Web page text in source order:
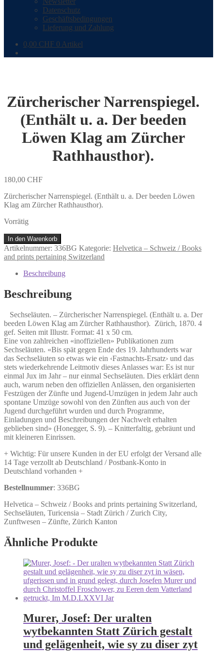
Datenschutz
Geschäftsbedingungen
Lieferung und Zahlung
0,00 CHF 0 Artikel
Zürcherischer Narrenspiegel.
(Enthält u. a. Der beeden
Löwen Klag am Zürcher
Rathhausthor).
180,00 CHF
Zürcherischer Narrenspiegel. (Enthält u. a. Der beeden Löwen
Klag am Zürcher Rathhausthor).
Vorrätig
Zürcherischer
Narrenspiegel.
(Enthält
beeden
Löwen
am
Zürcher
Rathhausthor).
Menge
In den Warenkorb
Artikelnummer: 336BG Kategorie: Helvetica – Schweiz / Books
and prints pertaining Switzerland
Beschreibung
Beschreibung
Sechseläuten. – Zürcherischer Narrenspiegel. (Enthält u. a. Der
beeden Löwen Klag am Zürcher Rathhausthor). Zürich, 1870. 4
gef. Seiten mit Illustr. Format: 41 x 50 cm.
Eine von zahlreichen «inoffiziellen» Publikationen zum
Sechseläuten. «Bis spät gegen Ende des 19. Jahrhunderts war
das Sechseläuten so etwas wie ein ‹Fastnachts-Ersatz› und das
stets wiederkehrende Leitmotiv dieses Anlasses war: Es ist nur
einmal Jux im Jahr – nur einmal Sechseläuten. Dies erklärt denn
auch, warum neben den offiziellen Anlässen, den organisierten
Festzügen der Zünfte und Jugend-Umzügen in jedem Jahr auch
spontane Umzüge sowohl von den Zünften aus auch von der
Jugend durchgeführt wurden und durch Programme,
Einladungen und Beschreibungen der Nachwelt erhalten
geblieben sind» (Honegger, S. 9). – Knitterfaltig, gebräunt und
mit kleineren Einrissen.
+ Wichtig: Für unsere Kunden in der EU erfolgt der Versand alle
14 Tage verzollt ab Deutschland / Postbank-Konto in
Deutschland vorhanden +
Bestellnummer: 336BG
Helvetica – Schweiz / Books and prints pertaining Switzerland,
Sechseläuten, Turicensia – Stadt Zürich / Zurich City,
Zunftwesen – Zünfte, Zürich Kanton
Ähnliche Produkte
Murer, Josef: Der uralten
wytbekannten Statt Zürich gestalt
und gelägenheit, wie sy zu diser zyt